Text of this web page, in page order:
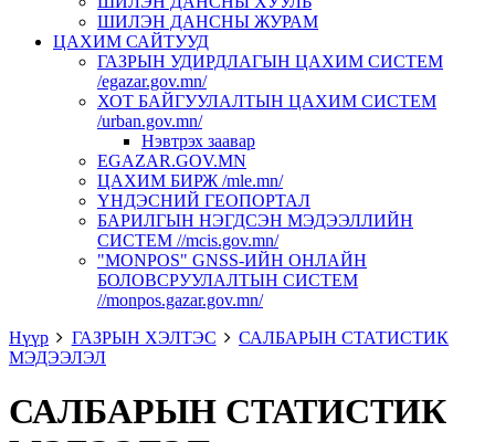
ШИЛЭН ДАНСНЫ ЖУРАМ
ЦАХИМ САЙТУУД
ГАЗРЫН УДИРДЛАГЫН ЦАХИМ СИСТЕМ
/egazar.gov.mn/
ХОТ БАЙГУУЛАЛТЫН ЦАХИМ СИСТЕМ
/urban.gov.mn/
Нэвтрэх заавар
EGAZAR.GOV.MN
ЦАХИМ БИРЖ /mle.mn/
ҮНДЭСНИЙ ГЕОПОРТАЛ
БАРИЛГЫН НЭГДСЭН МЭДЭЭЛЛИЙН
СИСТЕМ //mcis.gov.mn/
"MONPOS" GNSS-ИЙН ОНЛАЙН
БОЛОВСРУУЛАЛТЫН СИСТЕМ
//monpos.gazar.gov.mn/
Нүүр
ГАЗРЫН ХЭЛТЭС
САЛБАРЫН СТАТИСТИК
МЭДЭЭЛЭЛ
САЛБАРЫН СТАТИСТИК